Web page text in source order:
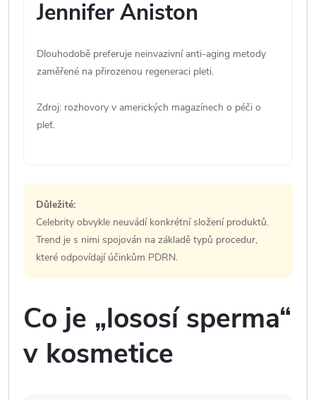
Jennifer Aniston
Dlouhodobě preferuje neinvazivní anti-aging metody
zaměřené na přirozenou regeneraci pleti.
Zdroj: rozhovory v amerických magazínech o péči o
pleť.
Důležité:
Celebrity obvykle neuvádí konkrétní složení produktů.
Trend je s nimi spojován na základě typů procedur,
které odpovídají účinkům PDRN.
Co je „lososí sperma“
v kosmetice